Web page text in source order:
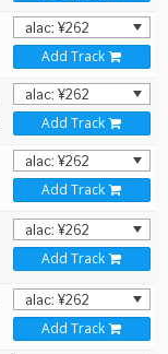
Add Track
Add Track
Add Track
Add Track
Add Track